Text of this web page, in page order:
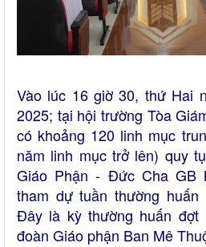
Vào lúc 16 giờ 30, thứ Hai
2025; tại hội trường Tòa
có khoảng 120 linh mục
năm linh mục trở lên) quy
Giáo Phận - Đức Cha GB
tham dự tuần thường huấn
Đây là kỳ thường huấn đợt
đoàn Giáo phận Ban Mê